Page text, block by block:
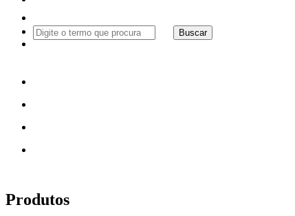
Buscar
Produtos